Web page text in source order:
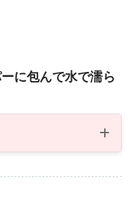
に包んで水で濡ら